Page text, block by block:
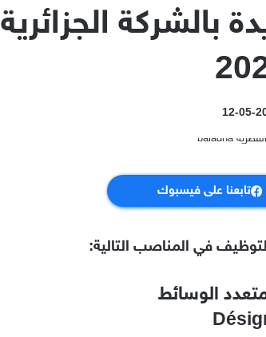
الجزائرية
تابعنا على فيسبوك
في المناصب التالية:
الوسائط